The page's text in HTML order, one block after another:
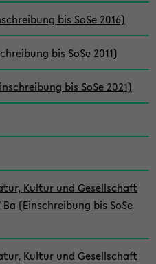
bis SoSe 2016)
bis SoSe 2011)
bis SoSe 2021)
Kultur und Gesellschaft
(Einschreibung bis SoSe
Kultur und Gesellschaft